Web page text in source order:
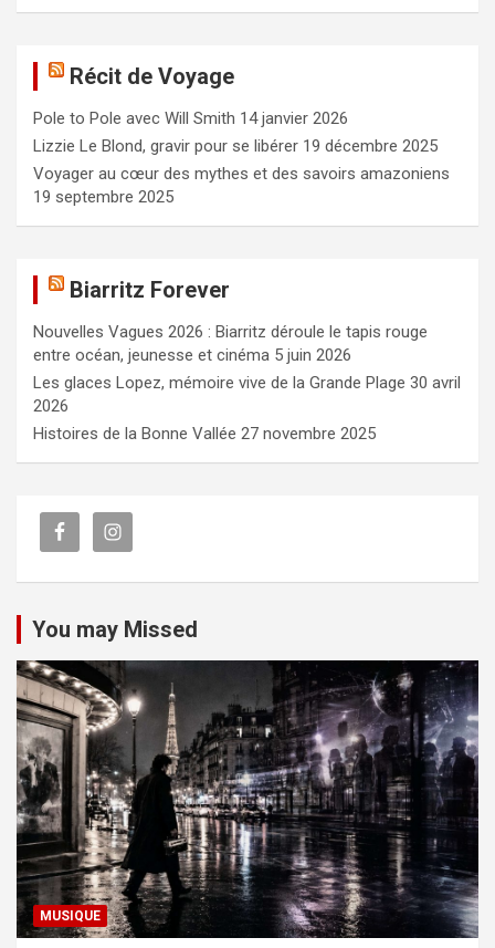
c
h
e
r
Récit de Voyage
Pole to Pole avec Will Smith 14 janvier 2026
Lizzie Le Blond, gravir pour se libérer 19 décembre 2025
Voyager au cœur des mythes et des savoirs amazoniens
19 septembre 2025
Biarritz Forever
Nouvelles Vagues 2026 : Biarritz déroule le tapis rouge
entre océan, jeunesse et cinéma 5 juin 2026
Les glaces Lopez, mémoire vive de la Grande Plage 30 avril
2026
Histoires de la Bonne Vallée 27 novembre 2025
You may Missed
MUSIQUE